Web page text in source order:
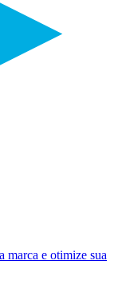
marca e otimize sua